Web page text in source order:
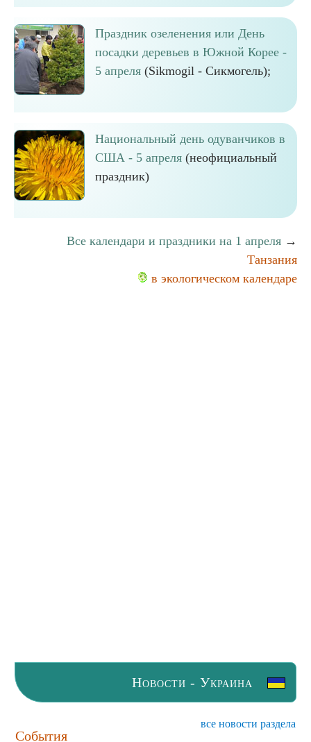
Праздник озеленения или День
посадки деревьев в Южной Корее -
5 апреля (Sikmogil - Сикмогель);
Национальный день одуванчиков в
США - 5 апреля (неофициальный
праздник)
Все календари и праздники на 1 апреля →
Танзания
в экологическом календаре
Новости - Украина
События
все новости раздела